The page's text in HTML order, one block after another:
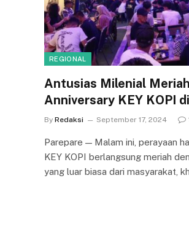
REGIONAL
Antusias Milenial
Anniversary KEY KOPI
By Redaksi September 17, 2024
Parepare — Malam ini, perayaan
KEY KOPI berlangsung meriah
yang luar biasa dari masyarakat,